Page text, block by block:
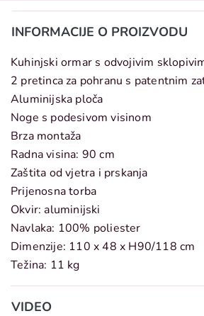
INFORMACIJE O PROIZVODU
Kuhinjski ormar s odvojivim
2 pretinca za pohranu s patentnim
Aluminijska ploča
Noge s podesivom visinom
Brza montaža
Radna visina: 90 cm
Zaštita od vjetra i prskanja
Prijenosna torba
Okvir: aluminijski
Navlaka: 100% poliester
Dimenzije: 110 x 48 x H90/118 cm
Težina: 11 kg
VIDEO